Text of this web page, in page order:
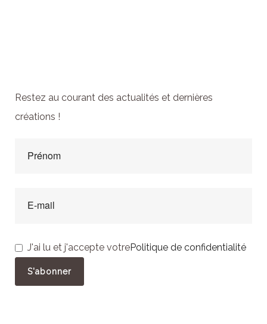
Restez au courant des actualités et dernières
créations !
J'ai lu et j'accepte votrePolitique de confidentialité